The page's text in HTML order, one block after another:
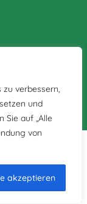
verbessern,
und
Sie auf „Alle
von
akzeptieren